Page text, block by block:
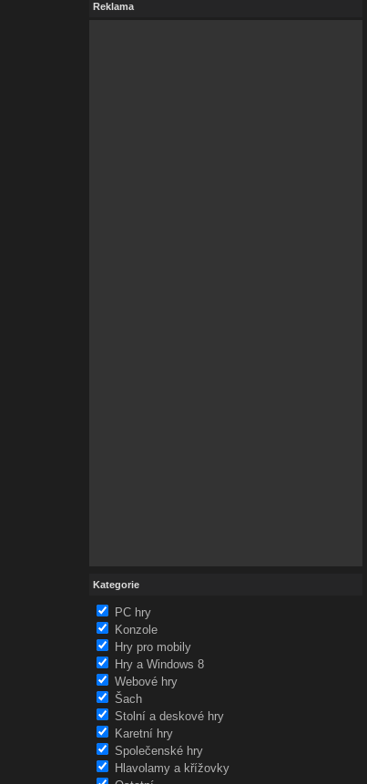
Reklama
Kategorie
PC hry
Konzole
Hry pro mobily
Hry a Windows 8
Webové hry
Šach
Stolní a deskové hry
Karetní hry
Společenské hry
Hlavolamy a křížovky